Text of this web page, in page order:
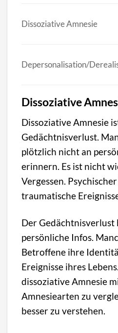
Dissoziative Amnesie
Depersonalisation/
Dissoziative
Dissoziative Amnesie
Gedächtnisverlust.
plötzlich nicht an
erinnern. Es ist nicht
Vergessen.
traumatische
Der
persönliche Infos.
Betroffene ihre
Ereignisse ihres
dissoziative Amnesie
Amnesiearten zu
besser zu verstehen.